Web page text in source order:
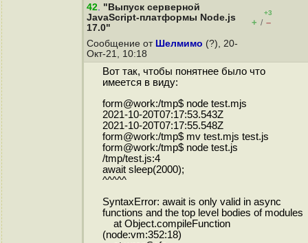
42. "Выпуск серверной
JavaScript-платформы Node.js
17.0"
+3
+ / –
Сообщение от Шелмимо (?), 20-
Окт-21, 10:18
Вот так, чтобы понятнее было что
имеется в виду:
form@work:/tmp$ node test.mjs
2021-10-20T07:17:53.543Z
2021-10-20T07:17:55.548Z
form@work:/tmp$ mv test.mjs test.js
form@work:/tmp$ node test.js
/tmp/test.js:4
await sleep(2000);
^^^^^
SyntaxError: await is only valid in async
functions and the top level bodies of modules
at Object.compileFunction
(node:vm:352:18)